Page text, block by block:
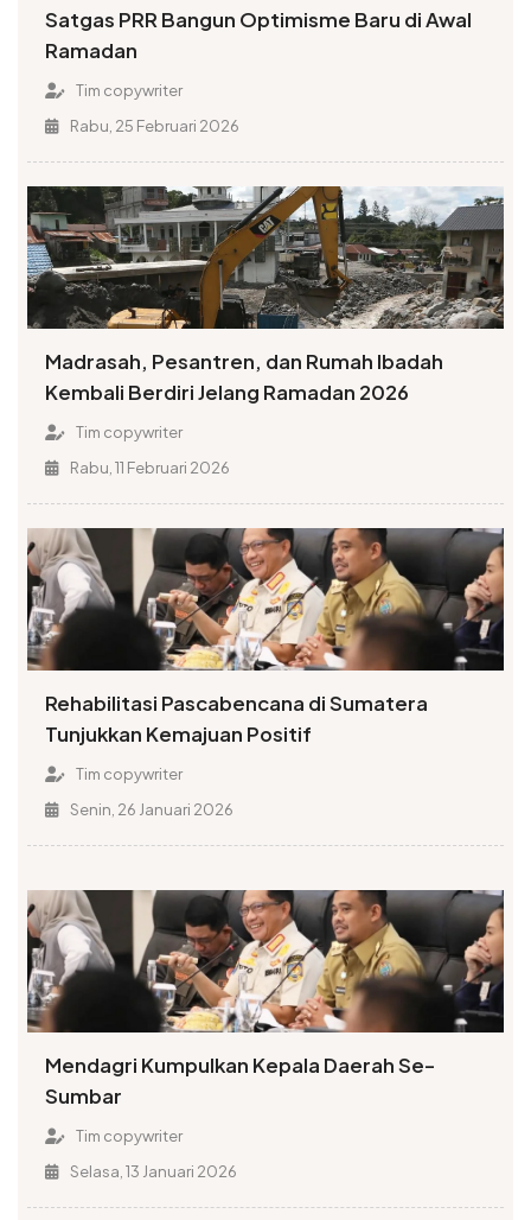
Satgas PRR Bangun Optimisme Baru di Awal
Ramadan
Tim copywriter
Rabu, 25 Februari 2026
Madrasah, Pesantren, dan Rumah Ibadah
Kembali Berdiri Jelang Ramadan 2026
Tim copywriter
Rabu, 11 Februari 2026
Rehabilitasi Pascabencana di Sumatera
Tunjukkan Kemajuan Positif
Tim copywriter
Senin, 26 Januari 2026
Mendagri Kumpulkan Kepala Daerah Se-
Sumbar
Tim copywriter
Selasa, 13 Januari 2026